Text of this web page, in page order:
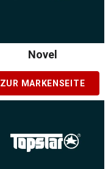
Novel
ZUR MARKENSEITE